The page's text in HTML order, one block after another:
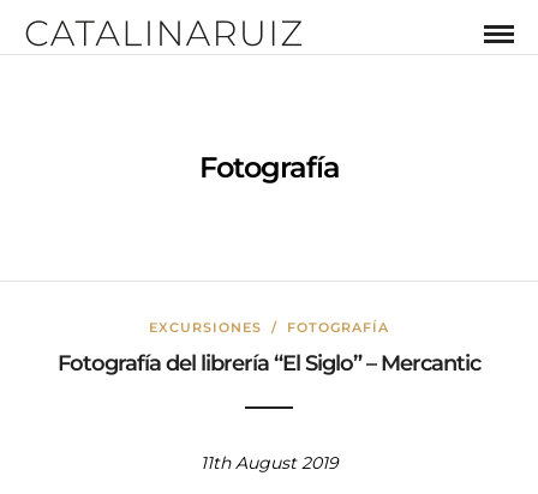
Fotografía
EXCURSIONES / FOTOGRAFÍA
Fotografía del librería “El Siglo” – Mercantic
11th August 2019